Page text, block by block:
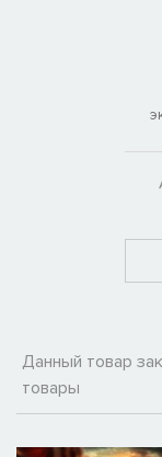
Данный товар
товары